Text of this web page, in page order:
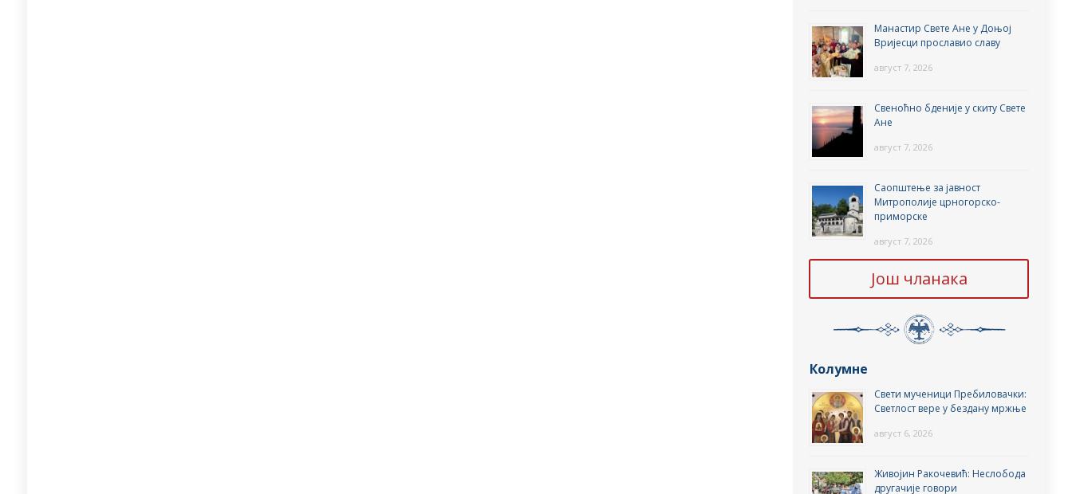
Манастир Свете Ане у Доњој
Вријесци прославио славу
август 7, 2026
Свеноћно бденије у скиту Свете
Ане
август 7, 2026
Саопштење за јавност
Митрополије црногорско-
приморске
август 7, 2026
Још чланака
Колумне
Свети мученици Пребиловачки:
Светлост вере у бездану мржње
август 6, 2026
Живојин Ракочевић: Неслобода
другачије говори